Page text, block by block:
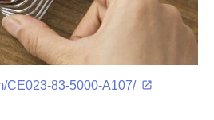
CE023-83-5000-A107/